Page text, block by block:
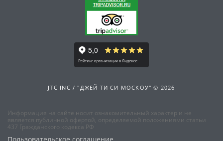
JTC INC / "ДЖЕЙ ТИ СИ МОСКОУ" © 2026
Информация на сайте носит ознакомительный характер и не
является публичной офертой, определяемой положениями статьи
437 Гражданского кодекса РФ